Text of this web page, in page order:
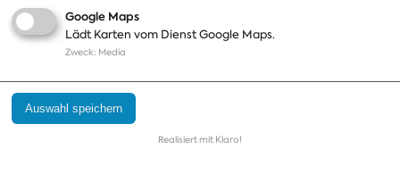
Abonnements
Aktualisierungen
Kontakt
Impressum
Datenschutz
Google Maps
Lädt Karten vom Dienst Google Maps.
Zweck: Media
Auswahl speichern
Realisiert mit Klaro!